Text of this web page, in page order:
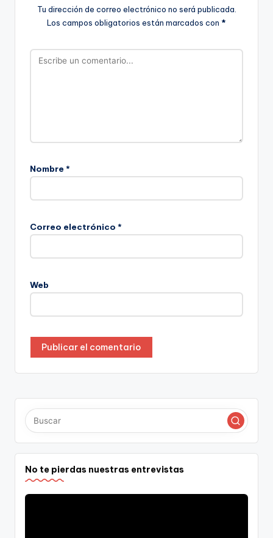
Tu dirección de correo electrónico no será publicada.
Los campos obligatorios están marcados con *
Nombre *
Correo electrónico *
Web
No te pierdas nuestras entrevistas